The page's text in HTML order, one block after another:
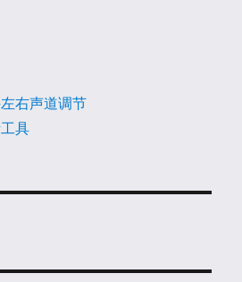
右声道调节
具